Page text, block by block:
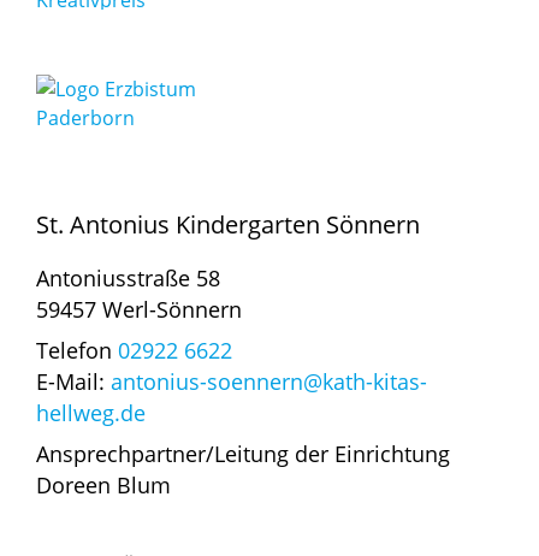
St. Antonius Kindergarten Sönnern
Antoniusstraße 58
59457 Werl-Sönnern
Telefon 02922 6622
E-Mail: antonius-soennern@kath-kitas-
hellweg.de
Ansprechpartner/Leitung der Einrichtung
Doreen Blum